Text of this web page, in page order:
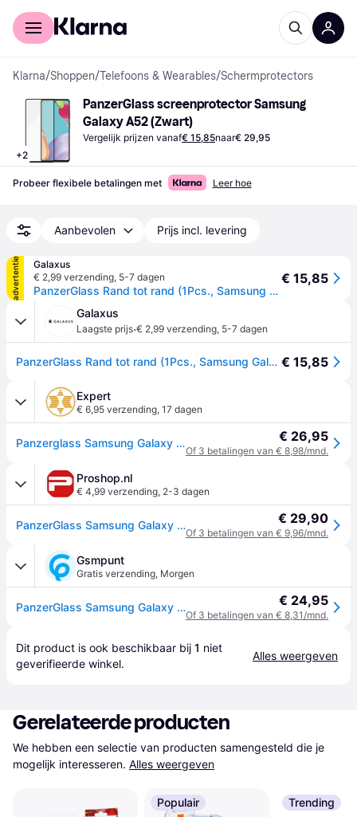
Voor shoppers
Klarna/Shoppen/Telefoons & Wearables/Schermprotectors
+2
PanzerGlass screenprotector Samsung
Galaxy A52 (Zwart)
Vergelijk prijzen vanaf€ 15,85naar€ 29,95
Probeer flexibele betalingen met Leer hoe
Aanbevolen Prijs incl. levering
advertentie
Galaxus
€ 2,99 verzending, 5-7 dagen
PanzerGlass Rand tot rand (1Pcs., Samsung Galaxy A52, Samsung Galaxy A52 5G, Samsung Galaxy A52s 5G, Samsung Galaxy A53), Smartphone beschermfolie, Transparant
€ 15,85
Galaxus
Laagste prijs·€ 2,99 verzending, 5-7 dagen
PanzerGlass Rand tot rand (1Pcs., Samsung Galaxy A52, Samsung Galaxy A52 5G, Samsung Galaxy A52s 5G, Samsung Galaxy A53), Smartphone beschermfolie, Transparant € 15,85
Expert
€ 6,95 verzending, 17 dagen
Panzerglass Samsung Galaxy A52/A52 5G Case Friendly Smartphone screenprotector Zwart € 26,95
Of 3 betalingen van € 8,98/mnd.
Proshop.nl
€ 4,99 verzending, 2-3 dagen
PanzerGlass Samsung Galaxy A52 | A52 5G | A52s 5G | A53 5G | Screenprotector Glas € 29,90
Of 3 betalingen van € 9,96/mnd.
Gsmpunt
Gratis verzending, Morgen
PanzerGlass Samsung Galaxy A53 / A52(S) Screenprotector Zwart € 24,95
Of 3 betalingen van € 8,31/mnd.
Dit product is ook beschikbaar bij 1 niet
geverifieerde winkel.
Alles weergeven
Gerelateerde producten
We hebben een selectie van producten samengesteld die je
mogelijk interesseren. Alles weergeven
Populair Trending